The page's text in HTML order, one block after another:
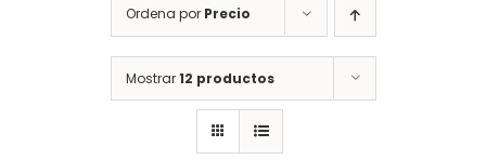
Ordena por Precio
Mostrar12 productos